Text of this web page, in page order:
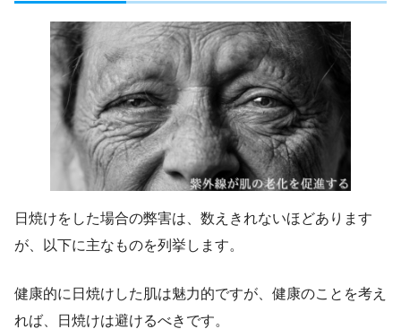
日焼けをした場合の弊害は、数えきれないほどあります
が、以下に主なものを列挙します。
健康的に日焼けした肌は魅力的ですが、健康のことを考え
れば、日焼けは避けるべきです。